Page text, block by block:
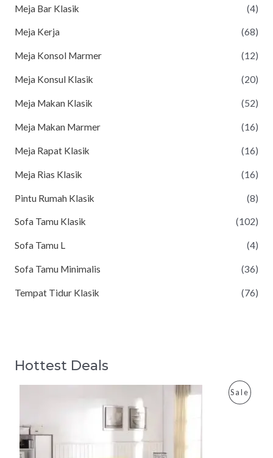
Meja Bar Klasik (4)
Meja Kerja (68)
Meja Konsol Marmer (12)
Meja Konsul Klasik (20)
Meja Makan Klasik (52)
Meja Makan Marmer (16)
Meja Rapat Klasik (16)
Meja Rias Klasik (16)
Pintu Rumah Klasik (8)
Sofa Tamu Klasik (102)
Sofa Tamu L (4)
Sofa Tamu Minimalis (36)
Tempat Tidur Klasik (76)
Hottest Deals
Sale P